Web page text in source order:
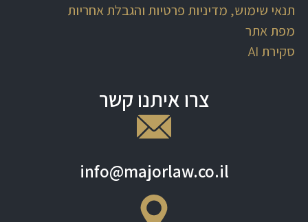
​תנאי שימוש, מדיניות פרטיות והגבלת אחריות
מפת אתר
סקירת AI
צרו איתנו קשר
info@majorlaw.co.il